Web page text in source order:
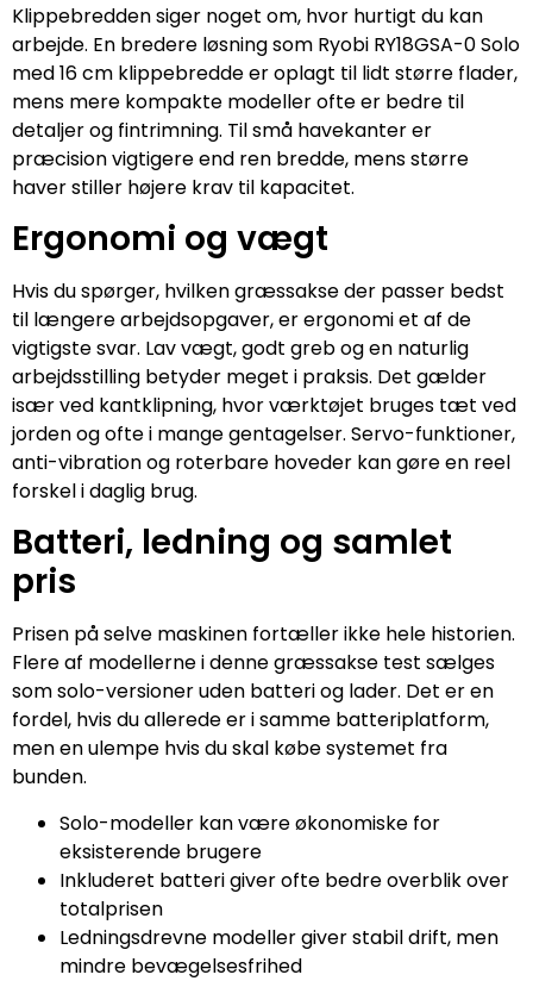
Klippebredden siger noget om, hvor hurtigt du kan
arbejde. En bredere løsning som Ryobi RY18GSA-0 Solo
med 16 cm klippebredde er oplagt til lidt større flader,
mens mere kompakte modeller ofte er bedre til
detaljer og fintrimning. Til små havekanter er
præcision vigtigere end ren bredde, mens større
haver stiller højere krav til kapacitet.
Ergonomi og vægt
Hvis du spørger, hvilken græssakse der passer bedst
til længere arbejdsopgaver, er ergonomi et af de
vigtigste svar. Lav vægt, godt greb og en naturlig
arbejdsstilling betyder meget i praksis. Det gælder
især ved kantklipning, hvor værktøjet bruges tæt ved
jorden og ofte i mange gentagelser. Servo-funktioner,
anti-vibration og roterbare hoveder kan gøre en reel
forskel i daglig brug.
Batteri, ledning og samlet
pris
Prisen på selve maskinen fortæller ikke hele historien.
Flere af modellerne i denne græssakse test sælges
som solo-versioner uden batteri og lader. Det er en
fordel, hvis du allerede er i samme batteriplatform,
men en ulempe hvis du skal købe systemet fra
bunden.
Solo-modeller kan være økonomiske for
eksisterende brugere
Inkluderet batteri giver ofte bedre overblik over
totalprisen
Ledningsdrevne modeller giver stabil drift, men
mindre bevægelsesfrihed